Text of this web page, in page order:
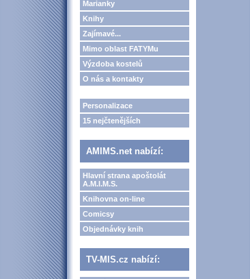
Marianky
Knihy
Zajímavé...
Mimo oblast FATYMu
Výzdoba kostelů
O nás a kontakty
Personalizace
15 nejčtenějších
AMIMS.net nabízí:
Hlavní strana apoštolát
A.M.I.M.S.
Knihovna on-line
Comicsy
Objednávky knih
TV-MIS.cz nabízí: